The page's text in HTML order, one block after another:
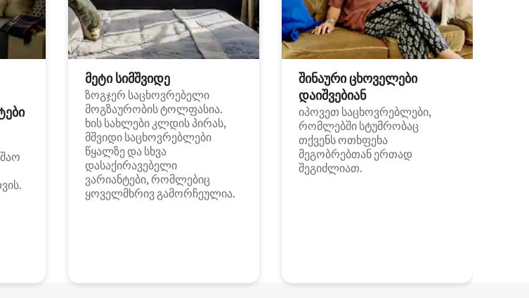
მეტი სიმშვიდე
ზოგჯერ საცხოვრებელი
მოგზაურობის ტოლფასია.
ხის სახლები კლდის პირას,
მშვიდი საცხოვრებლები
წყალზე და სხვა
დასაქირავებელი
ვარიანტები, რომლებიც
ყოველმხრივ გამორჩეულია.
შინაური ცხოველები
დაიშვებიან
იპოვეთ საცხოვრებლები,
რომლებში სტუმრობაც
თქვენს ოთხფეხა
მეგობრებთან ერთად
შეგიძლიათ.